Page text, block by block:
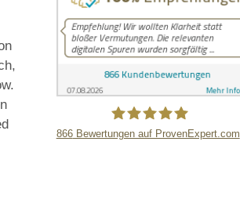
866Bewertungen auf ProvenExpert.com